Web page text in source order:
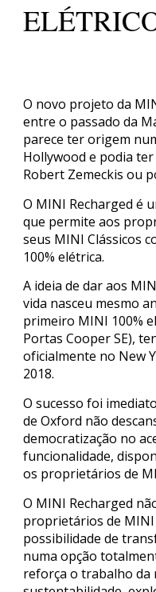
O novo projeto da
entre o passado da
parece ter origem
Hollywood e podia
Robert Zemeckis ou
O MINI Recharged é
que permite aos
seus MINI Clássicos
100% elétrica.
A ideia de dar aos
vida nasceu mesmo
primeiro MINI 100%
Portas Cooper SE),
oficialmente no New
2018.
O sucesso foi
de Oxford não
democratização no
funcionalidade,
os proprietários de
O MINI Recharged
proprietários de MINI
possibilidade de
numa opção
reforça o trabalho da